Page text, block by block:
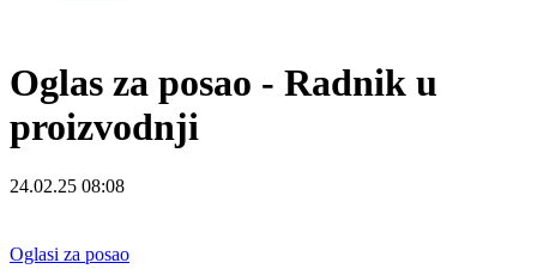
Oglas za posao - Radnik u
proizvodnji
24.02.25 08:08
Oglasi za posao